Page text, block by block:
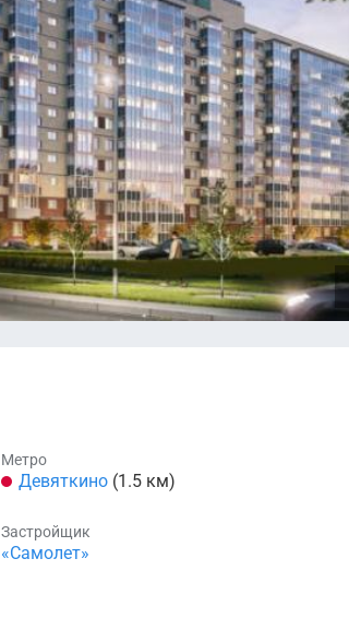
Метро
Девяткино(1.5 км)
Застройщик
«Самолет»